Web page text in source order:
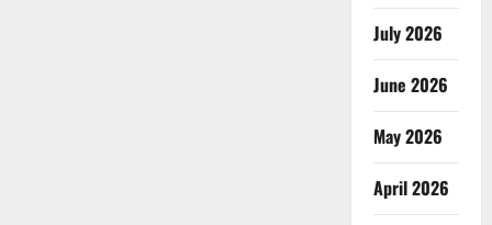
July 2026
June 2026
May 2026
April 2026